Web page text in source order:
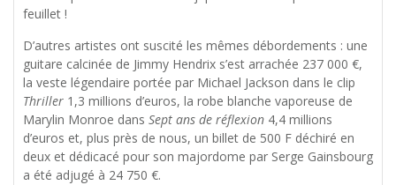
feuillet !
D’autres artistes ont suscité les mêmes débordements : une
guitare calcinée de Jimmy Hendrix s’est arrachée 237 000 €,
la veste légendaire portée par Michael Jackson dans le clip
Thriller 1,3 millions d’euros, la robe blanche vaporeuse de
Marylin Monroe dans Sept ans de réflexion 4,4 millions
d’euros et, plus près de nous, un billet de 500 F déchiré en
deux et dédicacé pour son majordome par Serge Gainsbourg
a été adjugé à 24 750 €.